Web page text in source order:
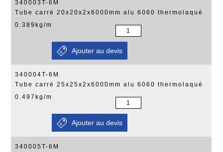
340003T-6M
Tube carré 20x20x2x6000mm alu 6060 thermolaqué
0.389kg/m
340004T-6M
Tube carré 25x25x2x6000mm alu 6060 thermolaqué
0.497kg/m
340005T-6M